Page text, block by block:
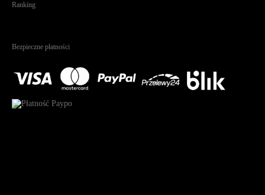
Ranking
Bezpieczne płatności